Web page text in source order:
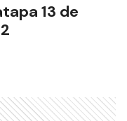
13 de